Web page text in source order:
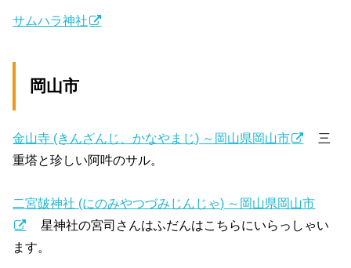
サムハラ神社
岡山市
金山寺 (きんざんじ、かなやまじ) ～岡山県岡山市
三
重塔と珍しい阿吽のサル。
二宮皷神社 (にのみやつづみじんじゃ) ～岡山県岡山市
星神社の宮司さんはふだんはこちらにいらっしゃい
ます。